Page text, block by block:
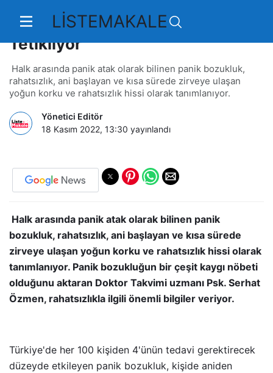
LİSTEMAKALE
Aşırı Özeleştiri Panik Bozukluğu
Tetikliyor
Halk arasında panik atak olarak bilinen panik bozukluk,
rahatsızlık, ani başlayan ve kısa sürede zirveye ulaşan
yoğun korku ve rahatsızlık hissi olarak tanımlanıyor.
Yönetici Editör
18 Kasım 2022, 13:30 yayınlandı
Halk arasında panik atak olarak bilinen panik
bozukluk, rahatsızlık, ani başlayan ve kısa sürede
zirveye ulaşan yoğun korku ve rahatsızlık hissi olarak
tanımlanıyor. Panik bozukluğun bir çeşit kaygı nöbeti
olduğunu aktaran Doktor Takvimi uzmanı Psk. Serhat
Özmen, rahatsızlıkla ilgili önemli bilgiler veriyor.
Türkiye'de her 100 kişiden 4'ünün tedavi gerektirecek
düzeyde etkileyen panik bozukluk, kişide aniden